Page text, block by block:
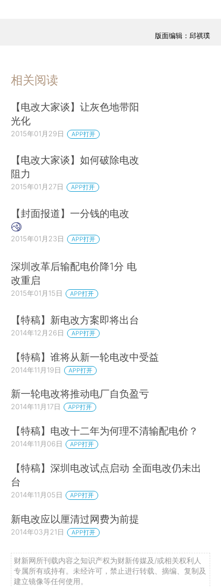
版面编辑：邱祺璞
相关阅读
【电改大家谈】让灰色地带阳
光化
2015年01月29日 APP打开
【电改大家谈】如何破除电改
阻力
2015年01月27日 APP打开
【封面报道】一分钱的电改
2015年01月23日 APP打开
深圳改革后输配电价降1分 电
改重启
2015年01月15日 APP打开
【特稿】新电改方案即将出台
2014年12月26日 APP打开
【特稿】谁将从新一轮电改中受益
2014年11月19日 APP打开
新一轮电改将推动电厂自负盈亏
2014年11月17日 APP打开
【特稿】电改十二年为何理不清输配电价？
2014年11月06日 APP打开
【特稿】深圳电改试点启动 全面电改仍未出
台
2014年11月05日 APP打开
新电改应以厘清过网费为前提
2014年03月21日 APP打开
财新网所刊载内容之知识产权为财新传媒及/或相关权利人
专属所有或持有。未经许可，禁止进行转载、摘编、复制及
建立镜像等任何使用。